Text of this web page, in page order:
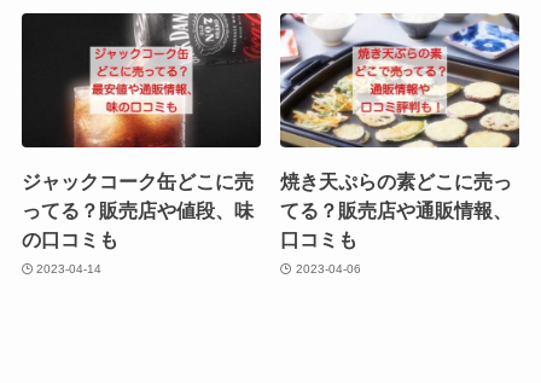
ジャックコーク缶どこに売
ってる？販売店や値段、味
の口コミも
2023-04-14
焼き天ぷらの素どこに売っ
てる？販売店や通販情報、
口コミも
2023-04-06